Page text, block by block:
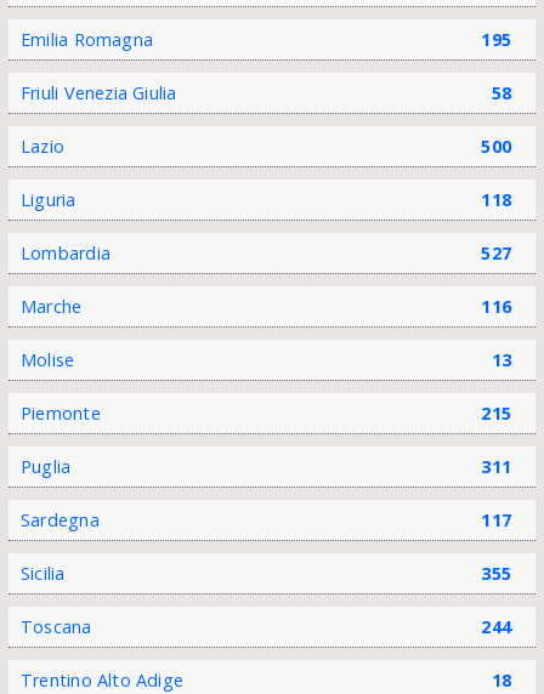
Emilia Romagna 195
Friuli Venezia Giulia 58
Lazio 500
Liguria 118
Lombardia 527
Marche 116
Molise 13
Piemonte 215
Puglia 311
Sardegna 117
Sicilia 355
Toscana 244
Trentino Alto Adige 18